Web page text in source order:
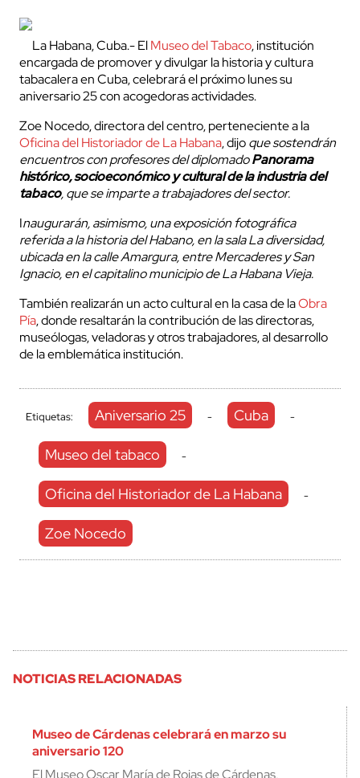
La Habana, Cuba.- ElMuseo del Tabaco, institución
encargada de promover y divulgar la historia y cultura
tabacalera en Cuba, celebrará el próximo lunes su
aniversario 25 con acogedoras actividades.
Zoe Nocedo, directora del centro, perteneciente a la
Oficina del Historiador de La Habana, dijoque sostendrán
encuentros con profesores del diplomadoPanorama
histórico, socioeconómico y cultural de la industria del
tabaco, que se imparte a trabajadores del sector.
Inaugurarán, asimismo, una exposición fotográfica
referida a la historia del Habano, en la sala La diversidad,
ubicada en la calle Amargura, entre Mercaderes y San
Ignacio, en el capitalino municipio de La Habana Vieja.
También realizarán un acto cultural en la casa de laObra
Pía, donde resaltarán la contribución de las directoras,
museólogas, veladoras y otros trabajadores, al desarrollo
de la emblemática institución.
Etiquetas: Aniversario 25 - Cuba -
Museo del tabaco -
Oficina del Historiador de La Habana -
Zoe Nocedo
NOTICIAS RELACIONADAS
Museo de Cárdenas celebrará en marzo su
aniversario 120
El Museo Oscar María de Rojas de Cárdenas,